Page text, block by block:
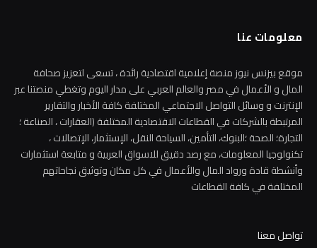
الإنترنت و وسائل التواصل الاجتماعي المختلفة كافة الأخبار والتقارير
التجارة؛ الصحة ؛البنوك، التأمين، السياحة النقل، الإستثمار، الإتصالات ،
تكنولوجيا المعلومات، مع رصد دقيق للاسواق العربية و متابعة استثمارات
وأنشطة قادة ورواد المال والأعمال في كل مكان وتوثيق نجاحاتهم
المختلفة في كافة القطاعات
تواصل معنا